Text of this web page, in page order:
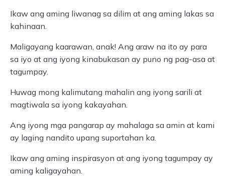
Ikaw ang aming liwanag sa dilim at ang aming lakas sa
kahinaan.
Maligayang kaarawan, anak! Ang araw na ito ay para
sa iyo at ang iyong kinabukasan ay puno ng pag-asa at
tagumpay.
Huwag mong kalimutang mahalin ang iyong sarili at
magtiwala sa iyong kakayahan.
Ang iyong mga pangarap ay mahalaga sa amin at kami
ay laging nandito upang suportahan ka.
Ikaw ang aming inspirasyon at ang iyong tagumpay ay
aming kaligayahan.